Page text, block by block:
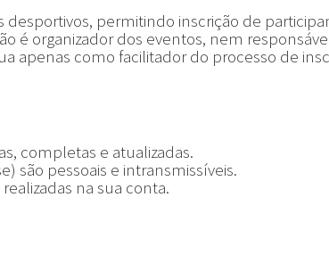
permitindo inscrição de
é organizador dos eventos, nem
apenas como facilitador do processo de
completas e atualizadas.
são pessoais e intransmissíveis.
na sua conta.